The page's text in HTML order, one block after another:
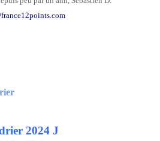
2024 J